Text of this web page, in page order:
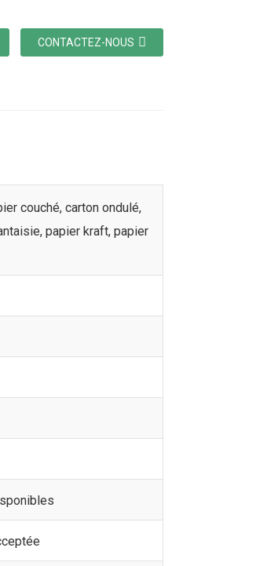
CONTACTEZ-NOUS
couché, carton ondulé,
papier kraft, papier